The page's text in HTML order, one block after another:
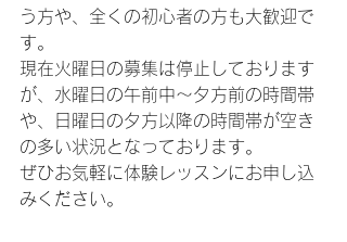
う方や、全くの初心者の方も大歓迎で
す。
現在火曜日の募集は停止しております
が、水曜日の午前中～夕方前の時間帯
や、日曜日の夕方以降の時間帯が空き
の多い状況となっております。
ぜひお気軽に体験レッスンにお申し込
みください。